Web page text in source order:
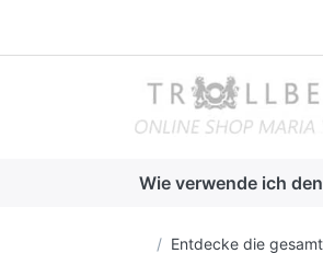
Wie verwende ich
Startseite
Entdecke die